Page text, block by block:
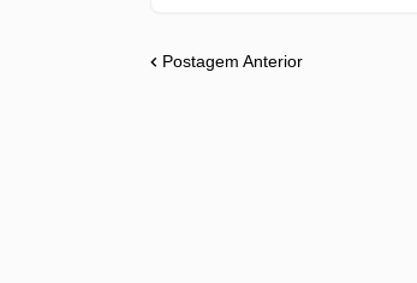
Postagem Anterior